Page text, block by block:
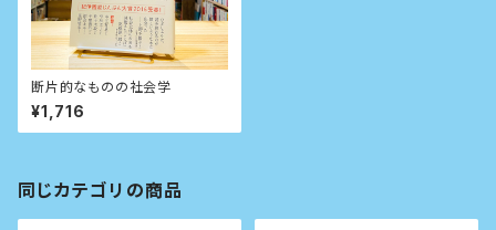
断片的なものの社会学
¥1,716
同じカテゴリの商品